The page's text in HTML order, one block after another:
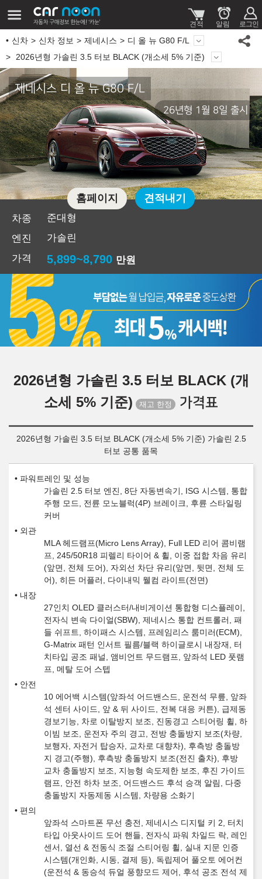
신차 신차 정보 제네시스
디 올 뉴 G80 F/L
2026년형 가솔린 3.5 터보 BLACK (개소세 5% 기준)
제네시스 디 올 뉴 G80 F/L
26년형 1월 8일 출시
차종
준대형
엔진
가솔린
가격
5,899~8,790 만원
홈페이지 견적내기
2026년형 가솔린 3.5 터보 BLACK (개
소세 5% 기준)
가격표
2026년형 가솔린 3.5 터보 BLACK (개소세 5% 기준) 가솔린 2.5
터보 공통 품목
파워트레인 및 성능
가솔린 2.5 터보 엔진, 8단 자동변속기, ISG 시스템, 통합
주행 모드, 전륜 모노블럭(4P) 브레이크, 후륜 스타일링
커버
외관
MLA 헤드램프(Micro Lens Array), Full LED 리어 콤비램
프, 245/50R18 피렐리 타이어 & 휠, 이중 접합 차음 유리
(앞면, 전체 도어), 자외선 차단 유리(앞면, 뒷면, 전체 도
어), 히든 머플러, 다이내믹 웰컴 라이트(전면)
내장
27인치 OLED 클러스터/내비게이션 통합형 디스플레이,
전자식 변속 다이얼(SBW), 제네시스 통합 컨트롤러, 패
들 쉬프트, 하이패스 시스템, 프레임리스 룸미러(ECM),
G-Matrix 패턴 인서트 필름/블랙 하이글로시 내장재, 터
치타입 공조 패널, 앰비언트 무드램프, 앞좌석 LED 풋램
프, 메탈 도어 스텝
안전
10 에어백 시스템(앞좌석 어드밴스드, 운전석 무릎, 앞좌
석 센터 사이드, 앞 & 뒤 사이드, 전복 대응 커튼), 급제동
경보기능, 차로 이탈방지 보조, 진동경고 스티어링 휠, 하
이빔 보조, 운전자 주의 경고, 전방 충돌방지 보조(차량,
보행자, 자전거 탑승자, 교차로 대향차), 후측방 충돌방
지 경고(주행), 후측방 충돌방지 보조(전진 출차), 후방
교차 충돌방지 보조, 지능형 속도제한 보조, 후진 가이드
램프, 안전 하차 보조, 어드밴스드 후석 승객 알림, 다중
충돌방지 자동제동 시스템, 차량용 소화기
편의
앞좌석 스마트폰 무선 충전, 제네시스 디지털 키 2, 터치
타입 아웃사이드 도어 핸들, 전자식 파워 차일드 락, 레인
센서, 열선 & 전동식 조절 스티어링 휠, 실내 지문 인증
시스템(개인화, 시동, 결제 등), 독립제어 풀오토 에어컨
(운전석 & 동승석 듀얼 풍향모드 제어, 후석 공조 전석 제